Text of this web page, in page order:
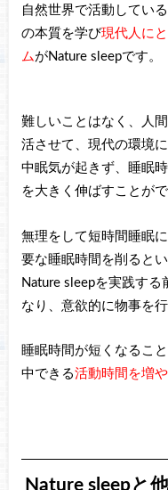
自然世界で活動してい
の本質を学び現代人に
ム がNature sleepです。
難しいことはなく、人
活させて、現代の環境
中眠気が起きず、睡眠
を大きく伸ばすことがで
無理をして短時間睡眠
要な睡眠時間を削ると
Nature sleepを実践す
なり、意欲的に物事を
睡眠時間が短くなるこ
中できる活動時間を増
Nature sleepと